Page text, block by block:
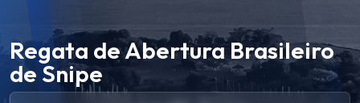
Regata de Abertura Brasileiro
de Snipe